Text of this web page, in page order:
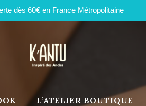
dès 60€ en France Métropolitaine
L’ATELIER BOUTIQUE